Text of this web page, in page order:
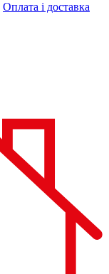
Оплата і доставка